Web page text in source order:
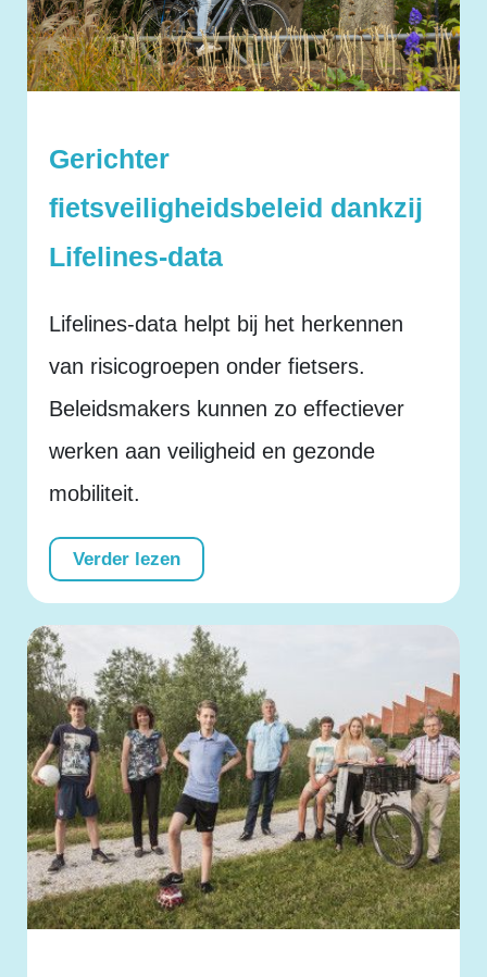
Gerichter
fietsveiligheidsbeleid dankzij
Lifelines-data
Lifelines-data helpt bij het herkennen
van risicogroepen onder fietsers.
Beleidsmakers kunnen zo effectiever
werken aan veiligheid en gezonde
mobiliteit.
Verder lezen